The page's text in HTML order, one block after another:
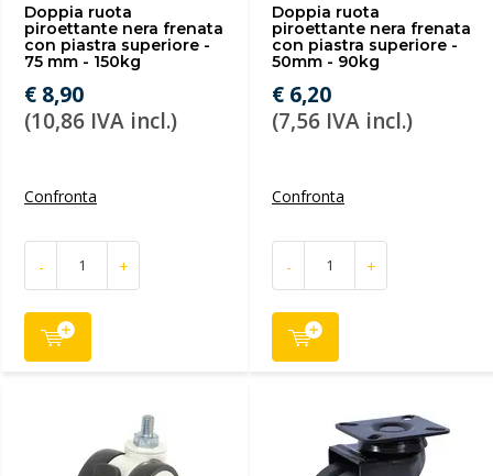
Doppia ruota
piroettante nera frenata
con piastra superiore -
75 mm - 150kg
€ 8,90
(10,86 IVA incl.)
Confronta
- +
Doppia ruota
piroettante nera frenata
con piastra superiore -
50mm - 90kg
€ 6,20
(7,56 IVA incl.)
Confronta
- +